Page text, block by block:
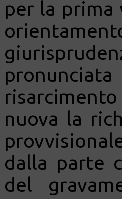
per la prima
nuova la
dalla parte
del